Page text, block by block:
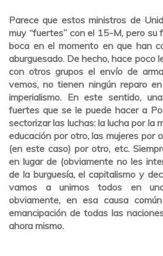
Parece que estos ministros de
muy “fuertes” con el 15-M, pero su
boca en el momento en que han
aburguesado. De hecho, hace poco
con otros grupos el envío de
vemos, no tienen ningún reparo
imperialismo. En este sentido,
fuertes que se le puede hacer a
sectorizar las luchas: la lucha por la
educación por otro, las mujeres por
(en este caso) por otro, etc.
en lugar de (obviamente no les
de la burguesía, el capitalismo y
vamos a unirnos todos en
obviamente, en esa causa
emancipación de todas las
ahora mismo.